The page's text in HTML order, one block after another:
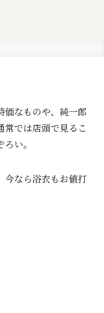
価なものや、純一郎
常では店頭で見るこ
い。
今なら浴衣もお値打